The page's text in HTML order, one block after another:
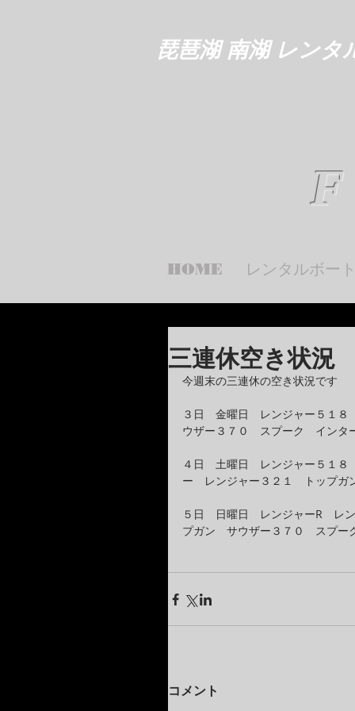
琵琶湖 南湖 レンタ
HOME レンタルボート
三連休空き状況
今週末の三連休の空き状況です
３日　金曜日　レンジャー５１
ウザー３７０　スプーク　インタ
４日　土曜日　レンジャー５１
ー　レンジャー３２１　トップ
５日　日曜日　レンジャーR　レ
プガン　サウザー３７０　スプー
コメント